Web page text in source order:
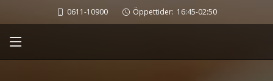
0611-10900 Öppettider: 16:45-02:50